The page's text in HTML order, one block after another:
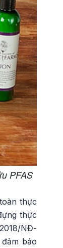
PFAS
thực
thực
NĐ-
bảo